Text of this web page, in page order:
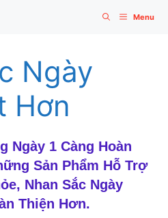
Menu
Ngày
Hơn
Ngày 1 Càng Hoàn
Sản Phẩm Hỗ Trợ
Nhan Sắc Ngày
Thiện Hơn.